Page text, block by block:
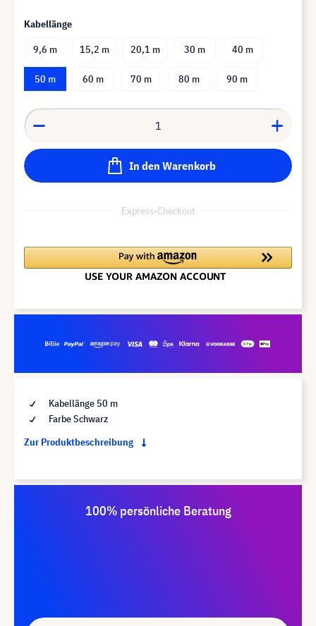
Kabellänge
9,6 m
15,2 m 20,1 m 30 m 40 m
50 m 60 m 70 m 80 m 90 m
In den Warenkorb
Express-Checkout
Kabellänge 50 m
Farbe Schwarz
Zur Produktbeschreibung
100% persönliche Beratung